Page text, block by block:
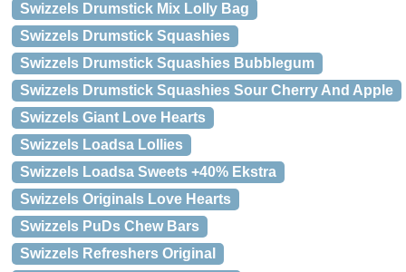
Swizzels Drumstick Mix Lolly Bag
Swizzels Drumstick Squashies
Swizzels Drumstick Squashies Bubblegum
Swizzels Drumstick Squashies Sour Cherry And Apple
Swizzels Giant Love Hearts
Swizzels Loadsa Lollies
Swizzels Loadsa Sweets +40% Ekstra
Swizzels Originals Love Hearts
Swizzels PuDs Chew Bars
Swizzels Refreshers Original